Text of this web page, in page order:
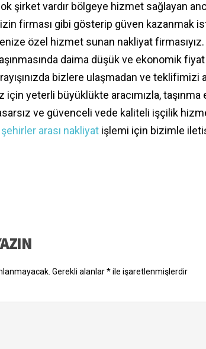
şirket vardır bölgeye hizmet sağlayan
firması gibi gösterip güven kazanmak
özel hizmet sunan nakliyat firmasıyız.
daima düşük ve ekonomik
bizlere ulaşmadan ve
için yeterli büyüklükte aracımızla,
ve güvenceli vede kaliteli işçilik
şehirler arası nakliyat işlemi için bizimle
Gerekli alanlar*ile işaretlenmişlerdir